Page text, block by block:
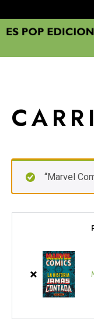
“Marvel
×